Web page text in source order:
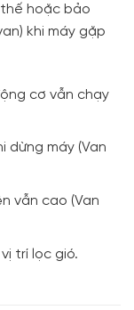
hoặc bảo
khi máy gặp
cơ vẫn chạy
dừng máy (Van
vẫn cao (Van
trí lọc gió.